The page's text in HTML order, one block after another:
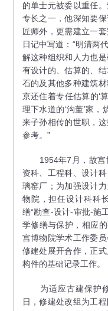
的单士元被委以重任
专长之一，他深知要
匠师外，更需建立一
日记中写道：“明清两
解这种组织和人力也
有设计的、估算的、
石的及其他多种建筑
京还住着专任估算的‘
理下水道的‘沟董’家，
来子孙相传的世职，
参考。”
1954年7月，故宫
资科、工程科、设计
璃窑厂；为加强设计
物院，担任设计科科
缮“勘查-设计-审批-施
学修缮与保护，相应
宫博物院学术工作委
修建处展开合作，正
构件的基础记录工作。
为适应古建保护修
日，修建处改组为工